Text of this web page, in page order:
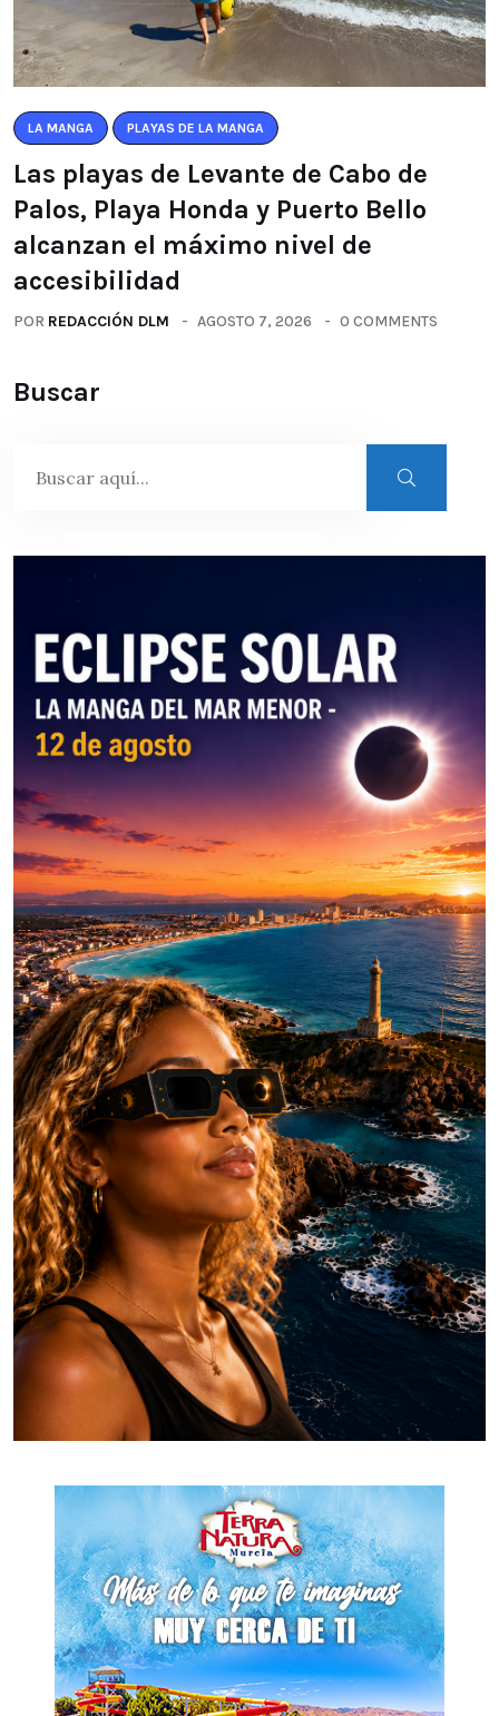
LA MANGA PLAYAS DE LA MANGA
Las playas de Levante de Cabo de
Palos, Playa Honda y Puerto Bello
alcanzan el máximo nivel de
accesibilidad
POR REDACCIÓN DLM AGOSTO 7, 2026 0 COMMENTS
Buscar